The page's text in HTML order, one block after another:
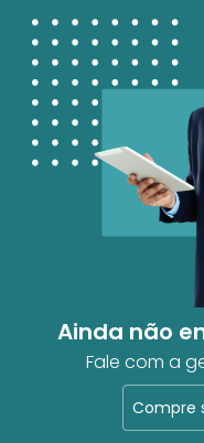
Ainda não
Fale com a
Compre